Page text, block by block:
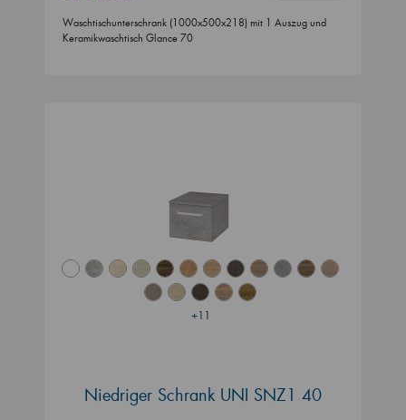
Waschtischunterschrank (1000x500x218) mit 1 Auszug und
Keramikwaschtisch Glance 70
+11
Niedriger Schrank UNI SNZ1 40